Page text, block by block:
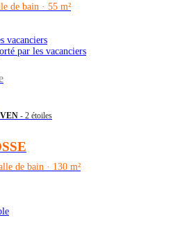
de bain · 55 m²
vacanciers
par les vacanciers
- 2 étoiles
de bain · 130 m²